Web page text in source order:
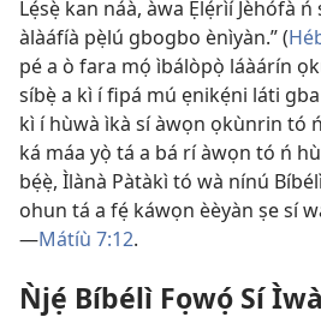
Lẹ́sẹ̀ kan náà, àwa Ẹlẹ́rìí Jèhófà
àlàáfíà pẹ̀lú gbogbo ènìyàn.” (
pé a ò fara mọ́ ìbálòpọ̀ láàárín
síbẹ̀ a kì í fipá mú ẹnikẹ́ni láti
kì í hùwà ìkà sí àwọn ọkùnrin tó
ká máa yọ̀ tá a bá rí àwọn tó ń
bẹ́ẹ̀, Ìlànà Pàtàkì tó wà nínú
ohun tá a fẹ́ káwọn èèyàn ṣe sí
—Mátíù 7:12.
Ǹjẹ́ Bíbélì Fọwọ́ Sí